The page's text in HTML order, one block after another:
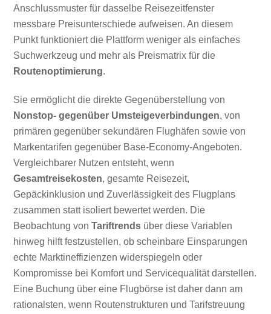
Anschlussmuster für dasselbe Reisezeitfenster
messbare Preisunterschiede aufweisen. An diesem
Punkt funktioniert die Plattform weniger als einfaches
Suchwerkzeug und mehr als Preismatrix für die
Routenoptimierung.
Sie ermöglicht die direkte Gegenüberstellung von
Nonstop- gegenüber Umsteigeverbindungen, von
primären gegenüber sekundären Flughäfen sowie von
Markentarifen gegenüber Base-Economy-Angeboten.
Vergleichbarer Nutzen entsteht, wenn
Gesamtreisekosten, gesamte Reisezeit,
Gepäckinklusion und Zuverlässigkeit des Flugplans
zusammen statt isoliert bewertet werden. Die
Beobachtung vonTariftrends über diese Variablen
hinweg hilft festzustellen, ob scheinbare Einsparungen
echte Marktineffizienzen widerspiegeln oder
Kompromisse bei Komfort und Servicequalität darstellen.
Eine Buchung über eine Flugbörse ist daher dann am
rationalsten, wenn Routenstrukturen und Tarifstreuung